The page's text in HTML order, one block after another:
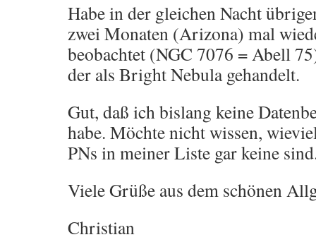
Habe in der gleichen Nacht
zwei Monaten (Arizona) mal
beobachtet (NGC 7076 = Abell
der als Bright Nebula gehandelt.
Gut, daß ich bislang keine
habe. Möchte nicht wissen,
PNs in meiner Liste gar keine
Viele Grüße aus dem schönen
Christian